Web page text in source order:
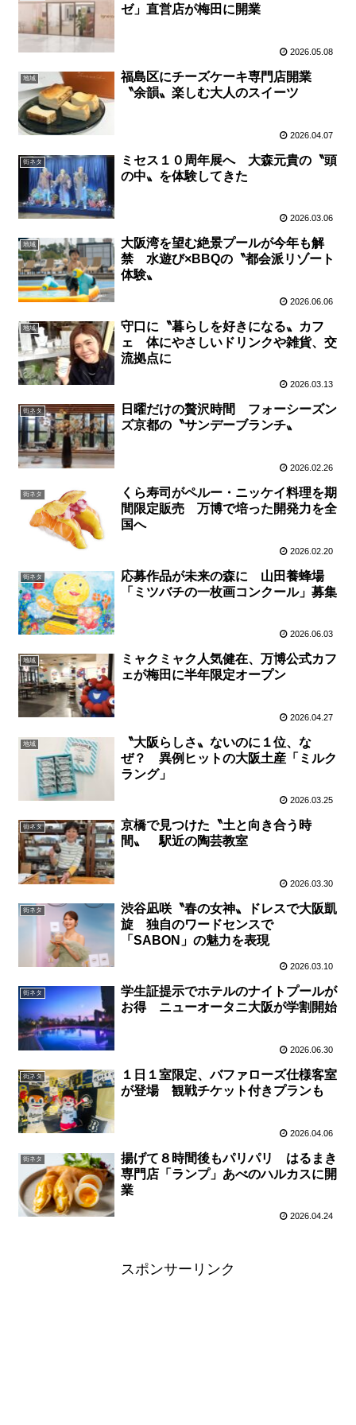
ゼ」直営店が梅田に開業
2026.05.08
地域
福島区にチーズケーキ専門店開業
〝余韻〟楽しむ大人のスイーツ
2026.04.07
街ネタ
ミセス１０周年展へ 大森元貴の〝頭
の中〟を体験してきた
2026.03.06
地域
大阪湾を望む絶景プールが今年も解
禁 水遊び×BBQの〝都会派リゾート
体験〟
2026.06.06
地域
守口に〝暮らしを好きになる〟カフ
ェ 体にやさしいドリンクや雑貨、交
流拠点に
2026.03.13
街ネタ
日曜だけの贅沢時間 フォーシーズン
ズ京都の〝サンデーブランチ〟
2026.02.26
街ネタ
くら寿司がペルー・ニッケイ料理を期
間限定販売 万博で培った開発力を全
国へ
2026.02.20
街ネタ
応募作品が未来の森に 山田養蜂場
「ミツバチの一枚画コンクール」募集
2026.06.03
地域
ミャクミャク人気健在、万博公式カフ
ェが梅田に半年限定オープン
2026.04.27
地域
〝大阪らしさ〟ないのに１位、な
ぜ？ 異例ヒットの大阪土産「ミルク
ラング」
2026.03.25
街ネタ
京橋で見つけた〝土と向き合う時
間〟 駅近の陶芸教室
2026.03.30
街ネタ
渋谷凪咲〝春の女神〟ドレスで大阪凱
旋 独自のワードセンスで
「SABON」の魅力を表現
2026.03.10
街ネタ
学生証提示でホテルのナイトプールが
お得 ニューオータニ大阪が学割開始
2026.06.30
街ネタ
１日１室限定、バファローズ仕様客室
が登場 観戦チケット付きプランも
2026.04.06
街ネタ
揚げて８時間後もパリパリ はるまき
専門店「ランプ」あべのハルカスに開
業
2026.04.24
スポンサーリンク